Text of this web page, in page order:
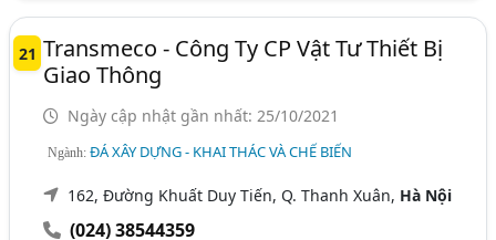
21 Transmeco - Công Ty CP Vật Tư Thiết Bị
Giao Thông
Ngày cập nhật gần nhất: 25/10/2021
Ngành:ĐÁ XÂY DỰNG - KHAI THÁC VÀ CHẾ BIẾN
162, Đường Khuất Duy Tiến, Q. Thanh Xuân, Hà Nội
(024) 38544359